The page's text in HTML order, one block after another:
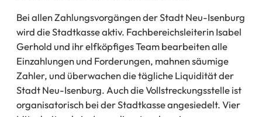
Bei allen Zahlungsvorgängen der Stadt Neu-Isenburg
wird die Stadtkasse aktiv. Fachbereichsleiterin Isabel
Gerhold und ihr elfköpfiges Team bearbeiten alle
Einzahlungen und Forderungen, mahnen säumige
Zahler, und überwachen die tägliche Liquidität der
Stadt Neu-Isenburg. Auch die Vollstreckungsstelle ist
organisatorisch bei der Stadtkasse angesiedelt. Vier